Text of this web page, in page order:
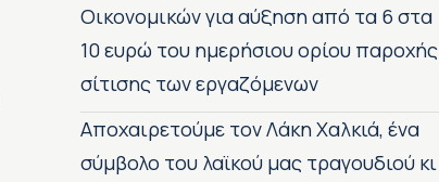
Οικονομικών για αύξηση από τα 6 στα
10 ευρώ του ημερήσιου ορίου παροχής
σίτισης των εργαζόμενων
Αποχαιρετούμε τον Λάκη Χαλκιά, ένα
σύμβολο του λαϊκού μας τραγουδιού κι